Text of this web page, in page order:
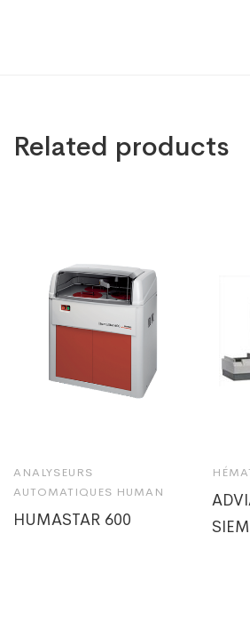
Related products
ANALYSEURS
AUTOMATIQUES HUMAN
HUMASTAR 600